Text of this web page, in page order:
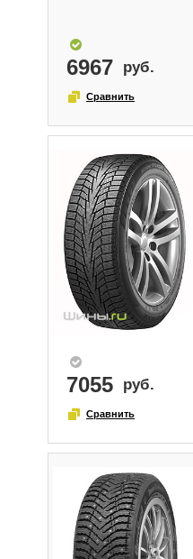
6967
7055